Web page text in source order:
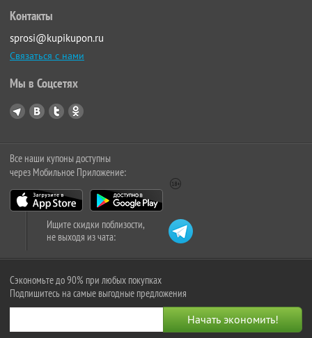
Контакты
sprosi@kupikupon.ru
Связаться с нами
Мы в Соцсетях
Все наши купоны доступны
через Мобильное Приложение:
Ищите скидки поблизости,
не выходя из чата:
Сэкономьте до 90% при любых покупках
Подпишитесь на самые выгодные предложения